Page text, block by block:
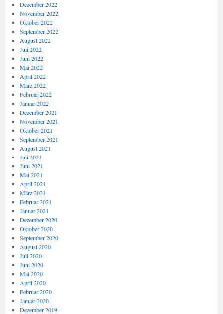
Dezember 2022
November 2022
Oktober 2022
September 2022
August 2022
Juli 2022
Juni 2022
Mai 2022
April 2022
März 2022
Februar 2022
Januar 2022
Dezember 2021
November 2021
Oktober 2021
September 2021
August 2021
Juli 2021
Juni 2021
Mai 2021
April 2021
März 2021
Februar 2021
Januar 2021
Dezember 2020
Oktober 2020
September 2020
August 2020
Juli 2020
Juni 2020
Mai 2020
April 2020
Februar 2020
Januar 2020
Dezember 2019